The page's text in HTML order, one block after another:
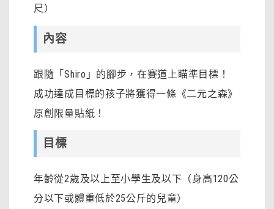
尺）
內容
跟隨「Shiro」的腳步，在賽道上瞄準目標！
成功達成目標的孩子將獲得一條《二元之森》
原創限量貼紙！
目標
年齡從2歲及以上至小學生及以下（身高120公
分以下或體重低於25公斤的兒童）